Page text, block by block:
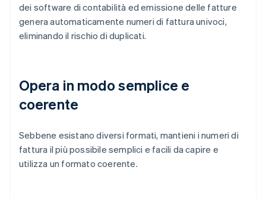
dei software di contabilità ed emissione delle fatture
genera automaticamente numeri di fattura univoci,
eliminando il rischio di duplicati.
Opera in modo semplice e
coerente
Sebbene esistano diversi formati, mantieni i numeri di
fattura il più possibile semplici e facili da capire e
utilizza un formato coerente.